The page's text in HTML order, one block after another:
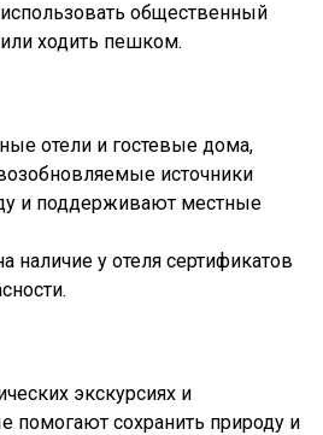
общественный
ходить пешком.
отели и гостевые дома,
источники
и поддерживают местные
наличие у отеля сертификатов
экскурсиях и
помогают сохранить природу и